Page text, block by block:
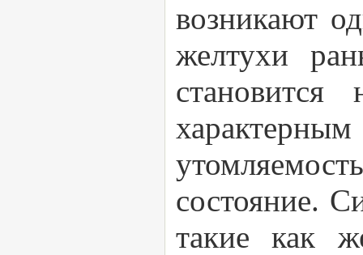
возникают
желтухи
состояние.
такие как